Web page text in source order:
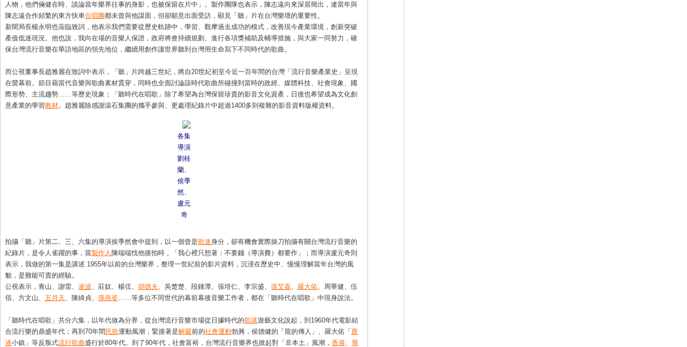
人物，他們倆健在時、談論當年樂界往事的身影，也被保留在片中」。製作團隊也表示，陳志遠向來深居簡出，連當年與
陳志遠合作頻繁的東方快車合唱團都未曾與他謀面，但卻願意出面受訪，顯見「聽」片在台灣樂壇的重要性。
新聞局長楊永明也蒞臨致詞，他表示我們需要從歷史軌跡中，學習、觀摩過去成功的模式，改善現今產業環境，創新突破
產值低迷現況。他也說，我向在場的音樂人保證，政府將會持續規劃、進行各項獎補助及輔導措施，與大家一同努力，確
保台灣流行音樂在華語地區的領先地位，繼續用創作讓世界聽到台灣用生命寫下不同時代的歌曲。
而公視董事長趙雅麗在致詞中表示，「聽」片跨越三世紀，將自20世紀初至今近一百年間的台灣「流行音樂產業史」呈現
在螢幕前。節目藉當代音樂與歌曲素材貫穿，同時也全面討論該時代歌曲所碰撞到當時的政經、媒體科技、社會現象、國
際形勢、主流趨勢……等歷史現象；「聽時代在唱歌」除了希望為台灣保留珍貴的影音文化資產，日後也希望成為文化創
意產業的學習教材。趙雅麗除感謝滾石集團的攜手參與、更處理紀錄片中超過1400多則複雜的影音資料版權資料。
各集
導演
劉桂
蘭、
侯季
然、
盧元
奇
拍攝「聽」片第二、三、六集的導演侯季然會中提到，以一個曾是歌迷身分，卻有機會實際操刀拍攝有關台灣流行音樂的
紀錄片，是令人雀躍的事，當製作人 陳端端找他接拍時，「我心裡只想著：不要錢（導演費）都要作」；而導演盧元奇則
表示，我做的第一集是講述 1955年以前的台灣樂界，整理一世紀前的影片資料，沉浸在歷史中、慢慢理解當年台灣的風
貌，是難能可貴的經驗。
公視表示，青山、謝雷、 凌波、莊奴、楊弦、 胡德夫、吳楚楚、段鍾潭、張培仁、李宗盛、 張艾嘉、 羅大佑、周華健、伍
佰、方文山、 五月天、陳綺貞、 孫燕姿……等多位不同世代的幕前幕後音樂工作者，都在「聽時代在唱歌」中現身說法。
「聽時代在唱歌」共分六集，以年代做為分界，從台灣流行音樂市場從日據時代的歌謠遊藝文化說起，到1960年代電影結
合流行樂的鼎盛年代；再到70年間 民歌運動風潮，緊接著是解嚴前的社會運動勃興，侯德健的「龍的傳人」、羅大佑「 鹿
港小鎮」等反叛式流行歌曲盛行於80年代。到了90年代，社會富裕，台灣流行音樂界也掀起對「非本土」風潮， 香港、 華